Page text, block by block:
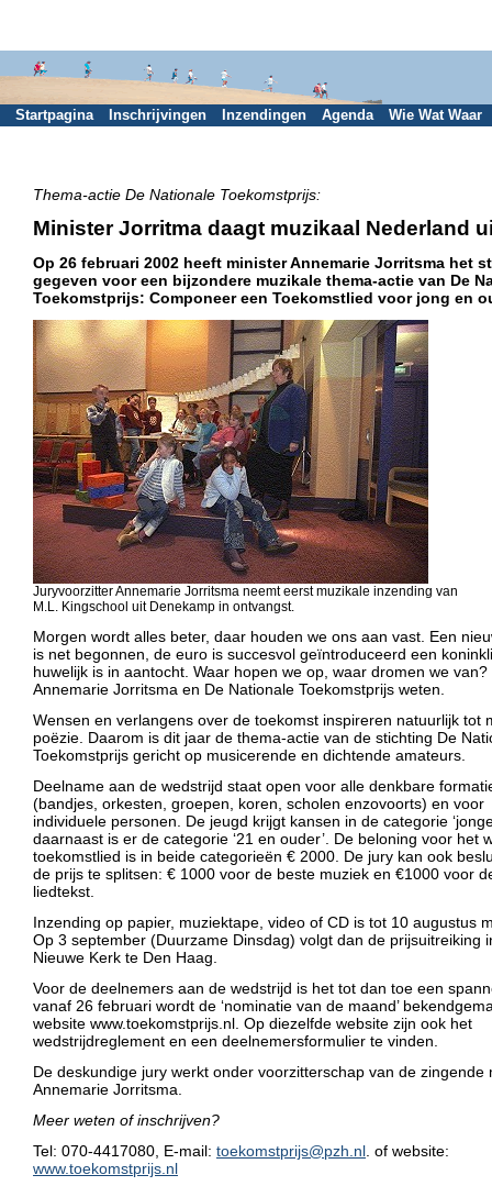
Thema-actie De Nationale Toekomstprijs:
Minister Jorritma daagt muzikaal Nederland
Op 26 februari 2002 heeft minister Annemarie Jorritsma het
gegeven voor een bijzondere muzikale thema-actie van De
Toekomstprijs: Componeer een Toekomstlied voor jong en
Juryvoorzitter Annemarie Jorritsma neemt eerst muzikale inzending van
M.L. Kingschool uit Denekamp in ontvangst.
Morgen wordt alles beter, daar houden we ons aan vast. Een
is net begonnen, de euro is succesvol geïntroduceerd een
huwelijk is in aantocht. Waar hopen we op, waar dromen we van?
Annemarie Jorritsma en De Nationale Toekomstprijs weten.
Wensen en verlangens over de toekomst inspireren natuurlijk tot
poëzie. Daarom is dit jaar de thema-actie van de stichting De
Toekomstprijs gericht op musicerende en dichtende amateurs.
Deelname aan de wedstrijd staat open voor alle denkbare
(bandjes, orkesten, groepen, koren, scholen enzovoorts) en voor
individuele personen. De jeugd krijgt kansen in de categorie
daarnaast is er de categorie ‘21 en ouder’. De beloning voor het
toekomstlied is in beide categorieën € 2000. De jury kan ook
de prijs te splitsen: € 1000 voor de beste muziek en €1000 voor
liedtekst.
Inzending op papier, muziektape, video of CD is tot 10 augustus
Op 3 september (Duurzame Dinsdag) volgt dan de prijsuitreiking
Nieuwe Kerk te Den Haag.
Voor de deelnemers aan de wedstrijd is het tot dan toe een
vanaf 26 februari wordt de ‘nominatie van de maand’
website www.toekomstprijs.nl. Op diezelfde website zijn ook het
wedstrijdreglement en een deelnemersformulier te vinden.
De deskundige jury werkt onder voorzitterschap van de zingende
Annemarie Jorritsma.
Meer weten of inschrijven?
Tel: 070-4417080, E-mail: toekomstprijs@pzh.nl . of website:
www.toekomstprijs.nl
Startpagina Inschrijvingen Inzendingen Agenda Wie Wat Waar